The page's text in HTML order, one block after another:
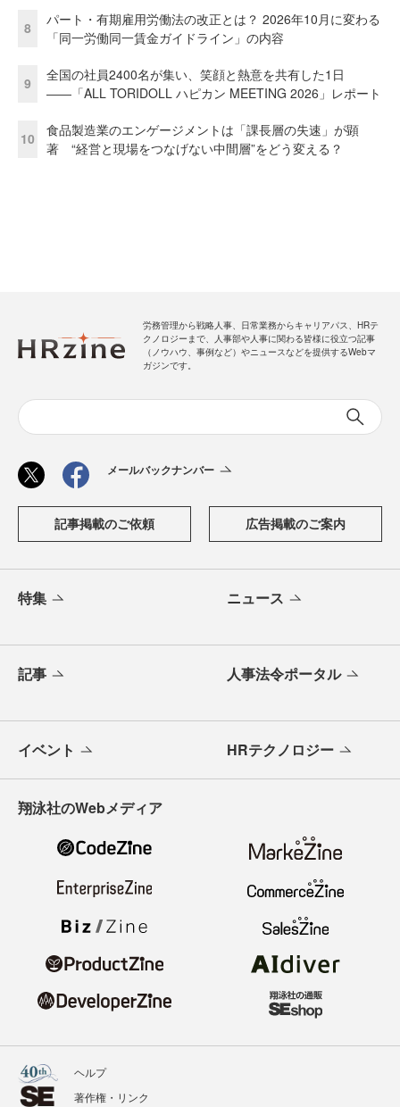
8
パート・有期雇用労働法の改正とは？ 2026年10月に変わる
「同一労働同一賃金ガイドライン」の内容
9
全国の社員2400名が集い、笑顔と熱意を共有した1日
――「ALL TORIDOLL ハピカン MEETING 2026」レポート
10
食品製造業のエンゲージメントは「課長層の失速」が顕
著 “経営と現場をつなげない中間層”をどう変える？
労務管理から戦略人事、日常業務からキャリアパス、HRテ
クノロジーまで、人事部や人事に関わる皆様に役立つ記事
（ノウハウ、事例など）やニュースなどを提供するWebマ
ガジンです。
メールバックナンバー
記事掲載のご依頼 広告掲載のご案内
特集 ニュース
記事 人事法令ポータル
イベント HRテクノロジー
翔泳社のWebメディア
ヘルプ
著作権・リンク